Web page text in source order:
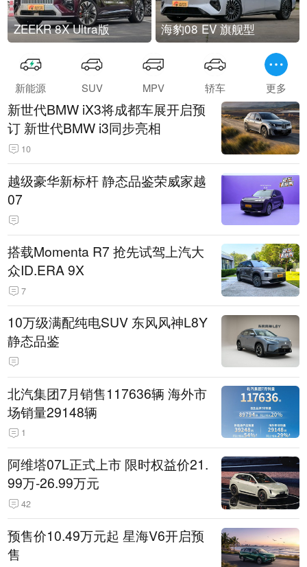
ZEEKR 8X Ultra版 海豹08 EV 旗舰型
新能源 SUV MPV 轿车 更多
新世代BMW iX3将成都车展开启预
订 新世代BMW i3同步亮相
10
越级豪华新标杆 静态品鉴荣威家越
07
搭载Momenta R7 抢先试驾上汽大
众ID.ERA 9X
7
10万级满配纯电SUV 东风风神L8Y
静态品鉴
北汽集团7月销售117636辆 海外市
场销量29148辆
1
阿维塔07L正式上市 限时权益价21.
99万-26.99万元
42
预售价10.49万元起 星海V6开启预
售